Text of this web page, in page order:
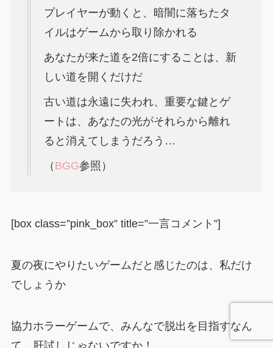
プレイヤーが動くと、暗闇に落ちたタ
イルはゲームから取り除かれる
あなたが来た道を2倍にすることは、新
しい道を開くだけだ
古い道は永遠に失われ、重要な鍵とゲ
ートは、あなたの光がそれらから離れ
ると消えてしまうだろう…
（ BGG参照）
[box class=”pink_box” title=”一言コメント”]
夏の夜にやりたいゲームだと感じたのは、私だけ
でしょうか
協力ホラーゲームで、みんなで脱出を目指すなん
て、肝試しじゃないですか！